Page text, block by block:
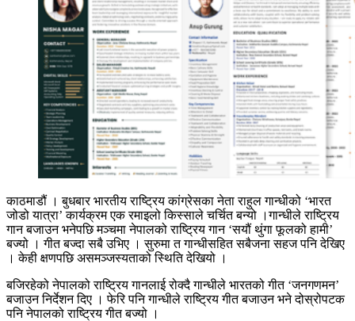
काठमाडौं । बुधबार भारतीय राष्ट्रिय कांग्रेसका नेता राहुल गान्धीको ‘भारत
जोडो यात्रा’ कार्यक्रम एक रमाइलो किस्साले चर्चित बन्यो ।गान्धीले राष्ट्रिय
गान बजाउन भनेपछि मञ्चमा नेपालको राष्ट्रिय गान ‘सयौं थुंगा फूलको हामी’
बज्यो । गीत बज्दा सबै उभिए । सुरुमा त गान्धीसहित सबैजना सहज पनि देखिए
। केही क्षणपछि असमञ्जस्यताको स्थिति देखियो ।
बजिरहेको नेपालको राष्ट्रिय गानलाई रोक्दै गान्धीले भारतको गीत ‘जनगणमन’
बजाउन निर्देशन दिए । फेरि पनि गान्धीले राष्ट्रिय गीत बजाउन भने दोस्रोपटक
पनि नेपालको राष्ट्रिय गीत बज्यो ।